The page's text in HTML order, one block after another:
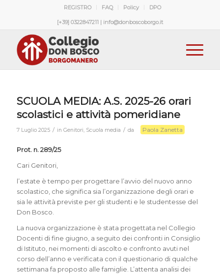
REGISTRO FAQ Policy DPO
[+39] 0322847211 | info@donboscoborgo.it
SCUOLA MEDIA: A.S. 2025-26 orari
scolastici e attività pomeridiane
7 Luglio 2025 / in Genitori, Scuola media / da Paola Zanetta
Prot. n. 289/25
Cari Genitori,
l’estate è tempo per progettare l’avvio del nuovo anno
scolastico, che significa sia l’organizzazione degli orari e
sia le attività previste per gli studenti e le studentesse del
Don Bosco.
La nuova organizzazione è stata progettata nel Collegio
Docenti di fine giugno, a seguito dei confronti in Consiglio
di Istituto, nei momenti di ascolto e confronto avuti nel
corso dell’anno e verificata con il questionario di qualche
settimana fa proposto alle famiglie. L’attenta analisi dei